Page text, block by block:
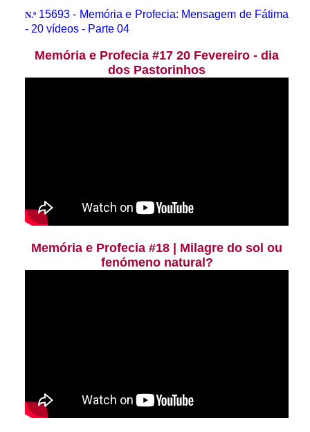
N.º 15693 - Memória e Profecia: Mensagem de Fátima
- 20 vídeos - Parte 04
Memória e Profecia #17 20 Fevereiro - dia
dos Pastorinhos
Memória e Profecia #18 | Milagre do sol ou
fenómeno natural?